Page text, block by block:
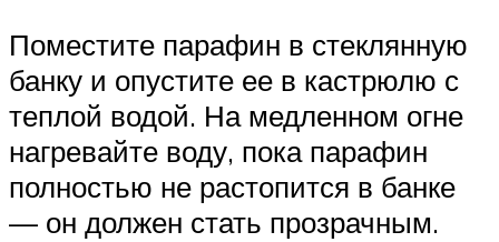
Поместите парафин в стеклянную
банку и опустите ее в кастрюлю с
теплой водой. На медленном огне
нагревайте воду, пока парафин
полностью не растопится в банке
— он должен стать прозрачным.